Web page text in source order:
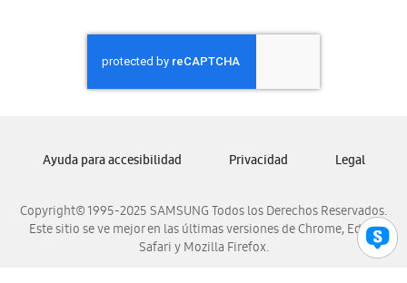
Samsung Honduras
Samsung Nicaragua
Samsung Panamá
Samsung Venezuela
Copyright© 1995-2025 SAMSUNG Todos los Derechos Reservados.
Este sitio se ve mejor en las últimas versiones de Chrome, Edge,
Safari y Mozilla Firefox.
Ayuda para accesibilidad Privacidad Legal